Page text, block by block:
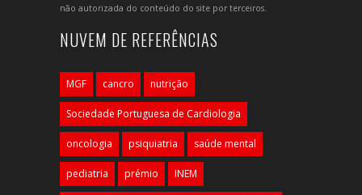
não autorizada do conteúdo do site por terceiros.
NUVEM DE REFERÊNCIAS
MGF cancro nutrição
Sociedade Portuguesa de Cardiologia
oncologia psiquiatria saúde mental
pediatria prémio INEM